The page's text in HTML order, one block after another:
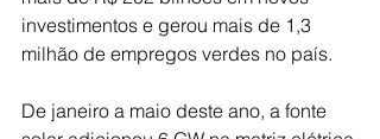
investimentos e gerou mais de 1,3
milhão de empregos verdes no país.
De janeiro a maio deste ano, a fonte